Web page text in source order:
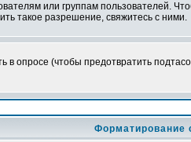
или группам пользователей.
такое разрешение, свяжитесь с ними.
в опросе (чтобы предотвратить
Форматирование